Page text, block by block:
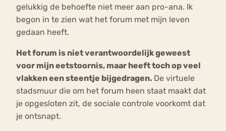
gelukkig de behoefte niet meer aan pro-ana. Ik
begon in te zien wat het forum met mijn leven
gedaan heeft.
Het forum is niet verantwoordelijk geweest
voor mijn eetstoornis, maar heeft toch op veel
vlakken een steentje bijgedragen. De virtuele
stadsmuur die om het forum heen staat maakt dat
je opgesloten zit, de sociale controle voorkomt dat
je ontsnapt.